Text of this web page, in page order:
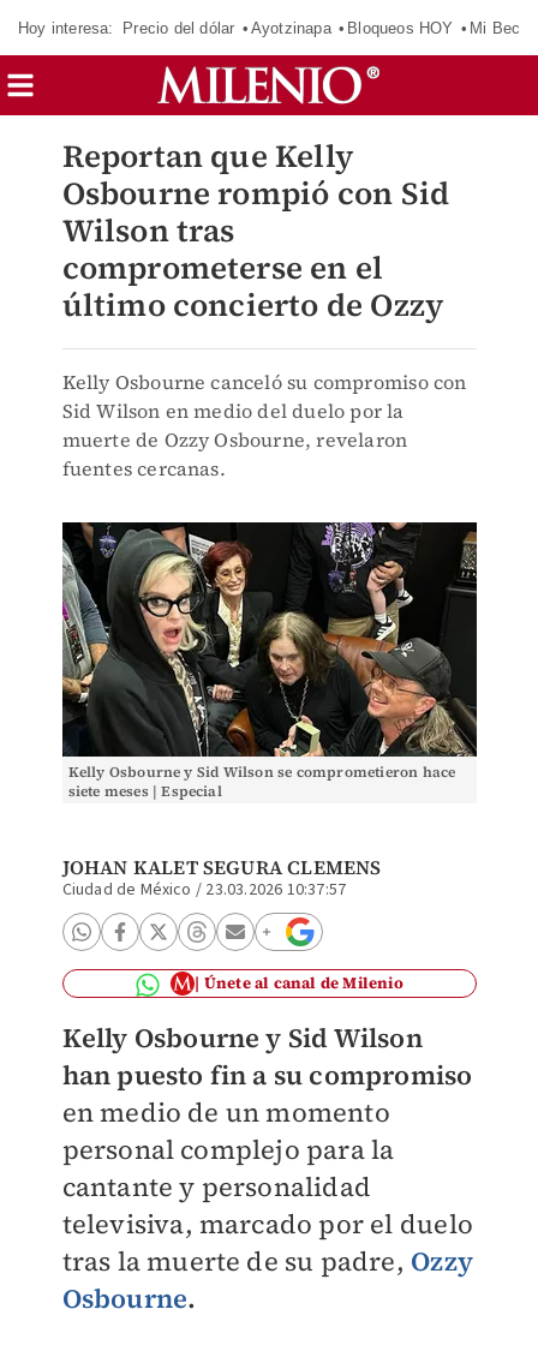
Hoy interesa: Precio del dólar Ayotzinapa Bloqueos HOY Mi Beca
Reportan que Kelly
Osbourne rompió con Sid
Wilson tras
comprometerse en el
último concierto de Ozzy
Kelly Osbourne canceló su compromiso con
Sid Wilson en medio del duelo por la
muerte de Ozzy Osbourne, revelaron
fuentes cercanas.
Kelly Osbourne y Sid Wilson se comprometieron hace
siete meses | Especial
JOHAN KALET SEGURA CLEMENS
Ciudad de México / 23.03.2026 10:37:57
Únete al canal de Milenio
Kelly Osbourne y Sid Wilson
han puesto fin a su compromiso
en medio de un momento
personal complejo para la
cantante y personalidad
televisiva, marcado por el duelo
tras la muerte de su padre, Ozzy
Osbourne.